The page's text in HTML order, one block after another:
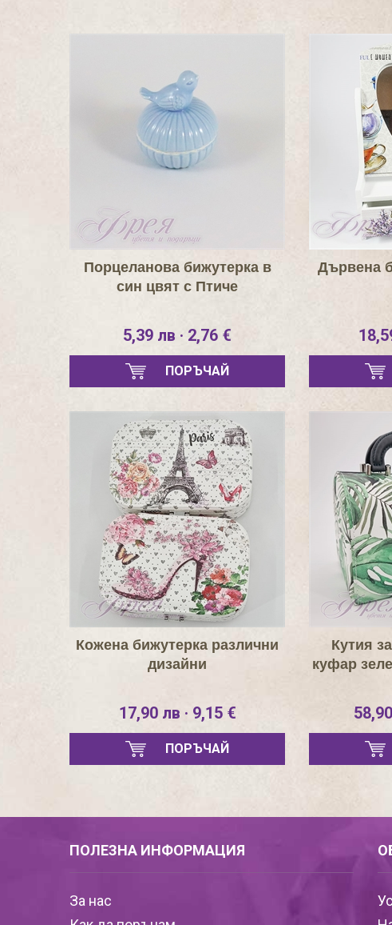
Порцеланова бижутерка в
син цвят с Птиче
5,39 лв · 2,76 €
ПОРЪЧАЙ
Дървена
Кожена бижутерка различни
дизайни
17,90 лв · 9,15 €
ПОРЪЧАЙ
Кутия
куфар
ПОЛЕЗНА ИНФОРМАЦИЯ
За нас